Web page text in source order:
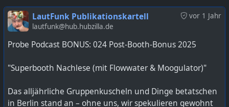
vor 1 Jahr
LautFunk Publikationskartell
lautfunk@hub.hubzilla.de
Probe Podcast BONUS: 024 Post-Booth-Bonus 2025
"Superbooth Nachlese (mit Flowwater & Moogulator)"
Das alljährliche Gruppenkuscheln und Dinge betatschen
in Berlin stand an – ohne uns, wir spekulieren gewohnt